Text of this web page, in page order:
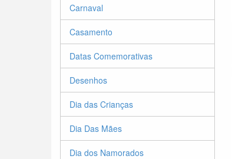
Carnaval
Casamento
Datas Comemorativas
Desenhos
Dia das Crianças
Dia Das Mães
Dia dos Namorados